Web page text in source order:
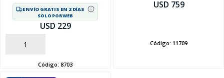
ENVÍO GRATIS EN 2 DÍAS
SOLO POR WEB
USD 229
AÑADIR
Código: 8703
USD 759
Código: 11709